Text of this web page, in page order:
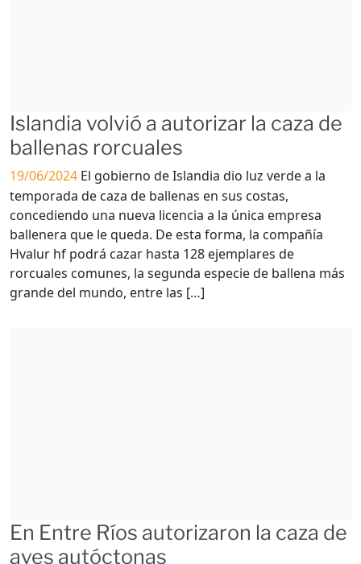
Islandia volvió a autorizar la caza de
ballenas rorcuales
19/06/2024 El gobierno de Islandia dio luz verde a la
temporada de caza de ballenas en sus costas,
concediendo una nueva licencia a la única empresa
ballenera que le queda. De esta forma, la compañía
Hvalur hf podrá cazar hasta 128 ejemplares de
rorcuales comunes, la segunda especie de ballena más
grande del mundo, entre las […]
En Entre Ríos autorizaron la caza de
aves autóctonas